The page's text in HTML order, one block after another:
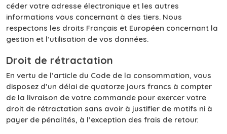
céder votre adresse électronique et les autres
informations vous concernant à des tiers. Nous
respectons les droits Français et Européen concernant la
gestion et l’utilisation de vos données.
Droit de rétractation
En vertu de l’article du Code de la consommation, vous
disposez d’un délai de quatorze jours francs à compter
de la livraison de votre commande pour exercer votre
droit de rétractation sans avoir à justifier de motifs ni à
payer de pénalités, à l’exception des frais de retour.